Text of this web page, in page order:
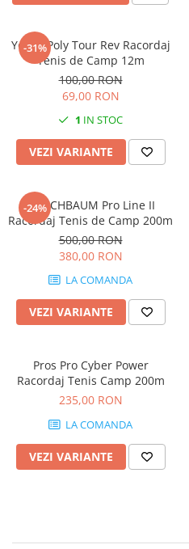
-31%
Yonex Poly Tour Rev Racordaj
Tenis de Camp 12m
100,00 RON
69,00 RON
1 IN STOC
VEZI VARIANTE
-24%
KIRSCHBAUM Pro Line II
Racordaj Tenis de Camp 200m
500,00 RON
380,00 RON
LA COMANDA
VEZI VARIANTE
Pros Pro Cyber Power
Racordaj Tenis Camp 200m
235,00 RON
LA COMANDA
VEZI VARIANTE